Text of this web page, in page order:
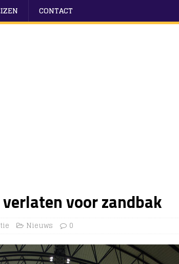
CONTACT
voor zandbak
Nieuws 0